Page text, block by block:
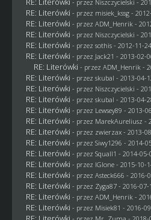
- przez Niszczycielski -
RE: Literówki - przez misiek_kssg-
RE: Literówki - przez ADM_Henrik-
RE: Literówki - przez Niszczycielski -
RE: Literówki - przez sothis- 2012-11-
RE: Literówki - przez Jack21 - 2013-02-
RE: Literówki - przez ADM_Henrik-
RE: Literówki - przez skubal - 2013-04-
RE: Literówki - przez Niszczycielski -
RE: Literówki - przez skubal - 2013-04-
RE: Literówki - przez Lewsey89 - 2013-
RE: Literówki - przez MarekAureliusz -
RE: Literówki - przez zwierzax- 2013-
RE: Literówki - przez Siwy1296 - 2014-
RE: Literówki - przez Squall1 - 2014-05-
RE: Literówki - przez IGIone- 2015-10-
RE: Literówki - przez Asteck666 - 2016-
RE: Literówki - przez Zyga87- 2016-07-
RE: Literówki - przez ADM_Henrik-
RE: Literówki - przez Misiek81 - 2016-